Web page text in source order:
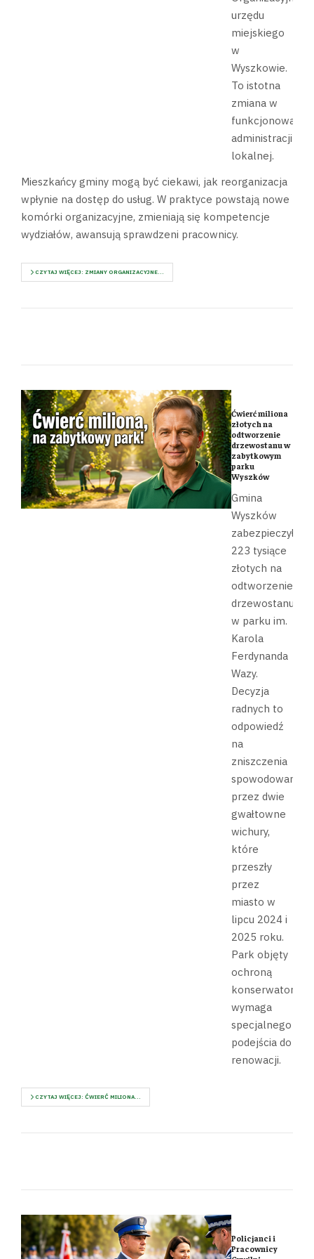
urzędu
miejskiego
w
Wyszkowie.
To istotna
zmiana w
funkcjonowaniu
administracji
lokalnej.
Mieszkańcy gminy mogą być ciekawi, jak reorganizacja
wpłynie na dostęp do usług. W praktyce powstają nowe
komórki organizacyjne, zmieniają się kompetencje
wydziałów, awansują sprawdzeni pracownicy.
CZYTAJ WIĘCEJ: ZMIANY ORGANIZACYJNE...
Ćwierć miliona
złotych na
odtworzenie
drzewostanu w
zabytkowym
parku
Wyszków
Gmina
Wyszków
zabezpieczyła
223 tysiące
złotych na
odtworzenie
drzewostanu
w parku im.
Karola
Ferdynanda
Wazy.
Decyzja
radnych to
odpowiedź
na
zniszczenia
spowodowane
przez dwie
gwałtowne
wichury,
które
przeszły
przez
miasto w
lipcu 2024 i
2025 roku.
Park objęty
ochroną
konserwatorską
wymaga
specjalnego
podejścia do
renowacji.
CZYTAJ WIĘCEJ: ĆWIERĆ MILIONA...
Policjanci i
Pracownicy